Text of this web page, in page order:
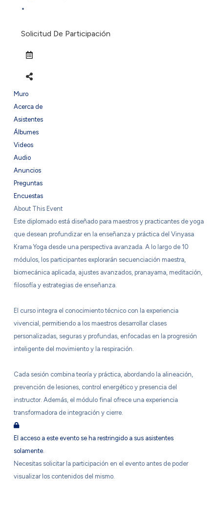
Solicitud De Participación
Muro
Acerca de
Asistentes
Álbumes
Videos
Audio
Anuncios
Preguntas
Encuestas
About This Event
Este diplomado está diseñado para maestros y practicantes de yoga
que desean profundizar en la enseñanza y práctica del Vinyasa
Krama Yoga desde una perspectiva avanzada. A lo largo de 10
módulos, los participantes explorarán secuenciación maestra,
biomecánica aplicada, ajustes avanzados, pranayama, meditación,
filosofía y estrategias de enseñanza.
El curso integra el conocimiento técnico con la experiencia
vivencial, permitiendo a los maestros desarrollar clases
personalizadas, seguras y profundas, enfocadas en la progresión
inteligente del movimiento y la respiración.
Cada sesión combina teoría y práctica, abordando la alineación,
prevención de lesiones, control energético y presencia del
instructor. Además, el módulo final ofrece una experiencia
transformadora de integración y cierre.
El acceso a este evento se ha restringido a sus asistentes
solamente.
Necesitas solicitar la participación en el evento antes de poder
visualizar los contenidos del mismo.